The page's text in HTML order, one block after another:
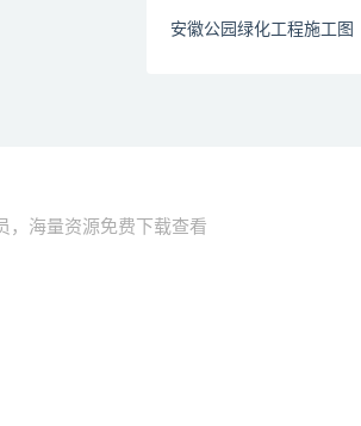
安徽公园绿化工程施工图
，海量资源免费下载查看